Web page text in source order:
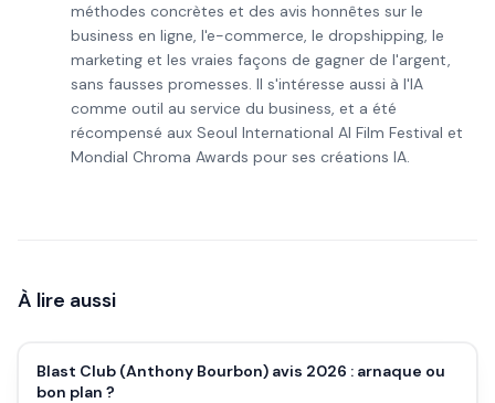
méthodes concrètes et des avis honnêtes sur le
business en ligne, l'e-commerce, le dropshipping, le
marketing et les vraies façons de gagner de l'argent,
sans fausses promesses. Il s'intéresse aussi à l'IA
comme outil au service du business, et a été
récompensé aux Seoul International AI Film Festival et
Mondial Chroma Awards pour ses créations IA.
À lire aussi
Blast Club (Anthony Bourbon) avis 2026 : arnaque ou
bon plan ?